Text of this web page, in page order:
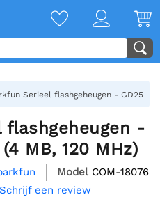
Serieel flashgeheugen -
flashgeheugen -
MB, 120 MHz)
Model COM-18076
Schrijf een review